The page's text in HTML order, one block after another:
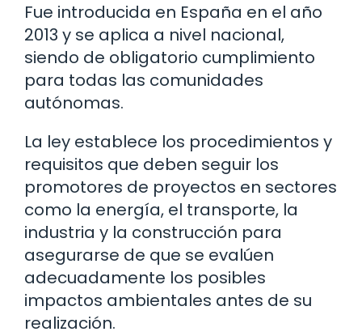
Fue introducida en España en el año
2013 y se aplica a nivel nacional,
siendo de obligatorio cumplimiento
para todas las comunidades
autónomas.
La ley establece los procedimientos y
requisitos que deben seguir los
promotores de proyectos en sectores
como la energía, el transporte, la
industria y la construcción para
asegurarse de que se evalúen
adecuadamente los posibles
impactos ambientales antes de su
realización.